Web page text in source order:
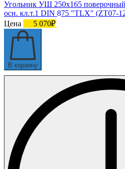
Угольник УШ 250х165
осн. кл.т.1 DIN 875 "TLX" (ZT07-
Цена
5 070₽
В корзину